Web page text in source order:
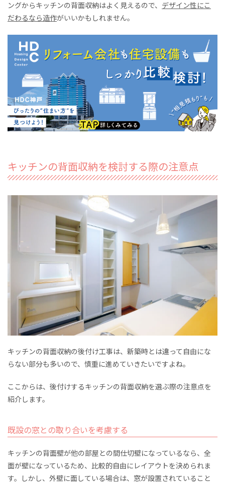
ングからキッチンの背面収納はよく見えるので、 デザイン性にこ
だわるなら造作がいいかもしれません。
キッチンの背面収納を検討する際の注意点
キッチンの背面収納の後付け工事は、新築時とは違って自由にな
らない部分も多いので、慎重に進めていきたいですよね。
ここからは、後付けするキッチンの背面収納を選ぶ際の注意点を
紹介します。
既設の窓との取り合いを考慮する
キッチンの背面壁が他の部屋との間仕切壁になっているなら、全
面が壁になっているため、比較的自由にレイアウトを決められま
す。しかし、外壁に面している場合は、窓が設置されていること